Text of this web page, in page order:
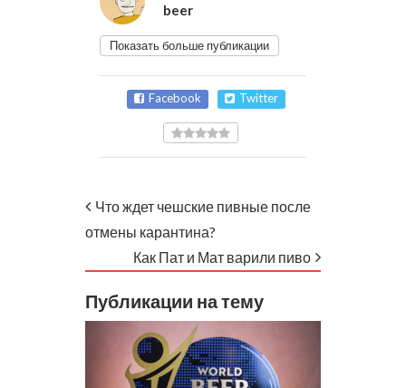
beer
Показать больше публикации
Facebook Twitter
Что ждет чешские пивные после
отмены карантина?
Как Пат и Мат варили пиво
Публикации на тему